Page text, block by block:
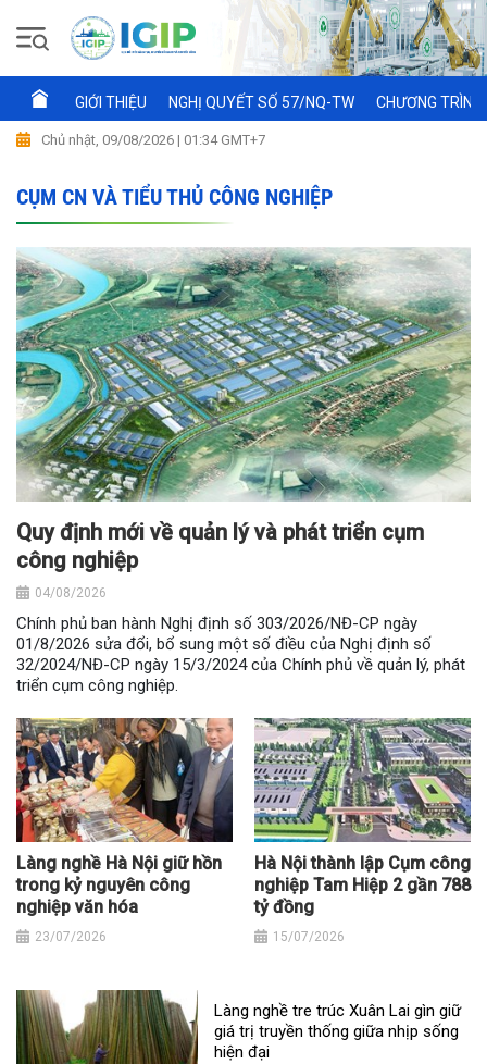
GIỚI THIỆU NGHỊ QUYẾT SỐ 57/NQ-TW CHƯƠNG
Chủ nhật, 09/08/2026 | 01:34 GMT+7
CỤM CN VÀ TIỂU THỦ CÔNG NGHIỆP
Quy định mới về quản lý và phát triển cụm
công nghiệp
04/08/2026
Chính phủ ban hành Nghị định số 303/2026/NĐ-CP ngày
01/8/2026 sửa đổi, bổ sung một số điều của Nghị định số
32/2024/NĐ-CP ngày 15/3/2024 của Chính phủ về quản lý, phát
triển cụm công nghiệp.
Làng nghề Hà Nội giữ hồn
trong kỷ nguyên công
nghiệp văn hóa
23/07/2026
Hà Nội thành lập Cụm công
nghiệp Tam Hiệp 2 gần 788
tỷ đồng
15/07/2026
Làng nghề tre trúc Xuân Lai gìn giữ
giá trị truyền thống giữa nhịp sống
hiện đại